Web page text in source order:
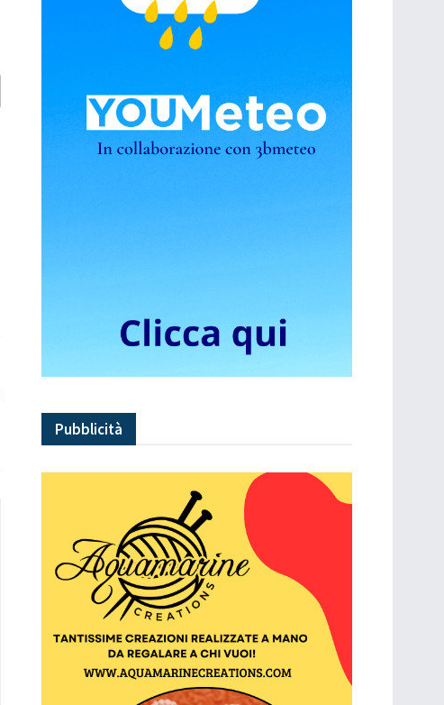
Pubblicità